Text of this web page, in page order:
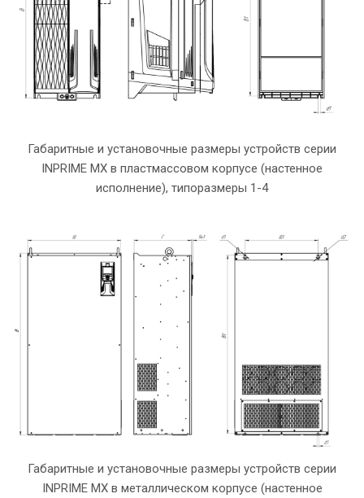
Габаритные и установочные размеры устройств серии
INPRIME MX в пластмассовом корпусе (настенное
исполнение), типоразмеры 1-4
Габаритные и установочные размеры устройств серии
INPRIME MX в металлическом корпусе (настенное